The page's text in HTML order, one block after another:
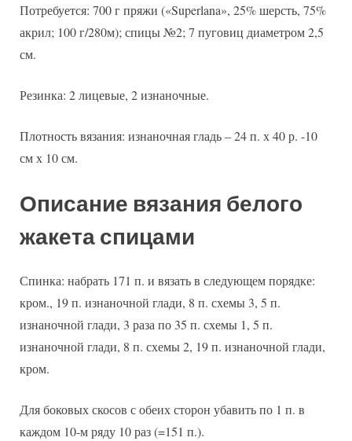
Потребуется: 700 г пряжи («Superlana», 25% шерсть, 75%
акрил; 100 г/280м); спицы №2; 7 пуговиц диаметром 2,5
см.
Резинка: 2 лицевые, 2 изнаночные.
Плотность вязания: изнаночная гладь – 24 п. х 40 р. -10
см х 10 см.
Описание вязания белого
жакета спицами
Спинка: набрать 171 п. и вязать в следующем порядке:
кром., 19 п. изнаночной глади, 8 п. схемы 3, 5 п.
изнаночной глади, 3 раза по 35 п. схемы 1, 5 п.
изнаночной глади, 8 п. схемы 2, 19 п. изнаночной глади,
кром.
Для боковых скосов с обеих сторон убавить по 1 п. в
каждом 10-м ряду 10 раз (=151 п.).